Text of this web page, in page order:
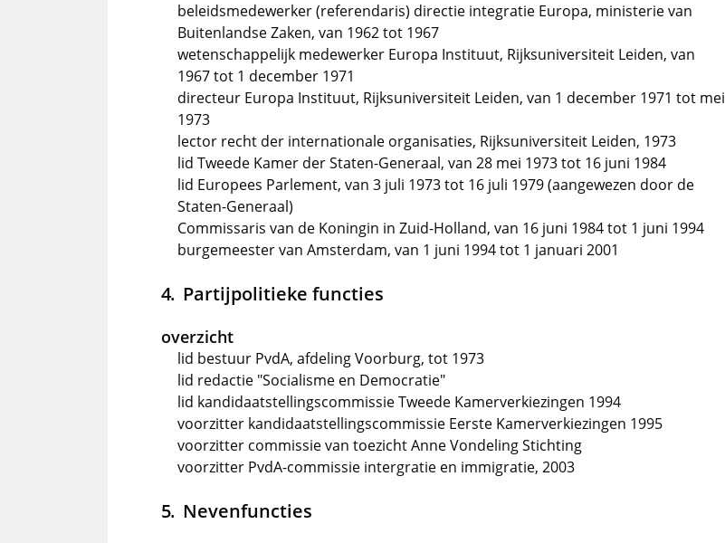
beleidsmedewerker (referendaris) directie integratie Europa, ministerie van
Buitenlandse Zaken, van 1962 tot 1967
wetenschappelijk medewerker Europa Instituut, Rijksuniversiteit Leiden, van
1967 tot 1 december 1971
directeur Europa Instituut, Rijksuniversiteit Leiden, van 1 december 1971 tot mei
1973
lector recht der internationale organisaties, Rijksuniversiteit Leiden, 1973
lid Tweede Kamer der Staten-Generaal, van 28 mei 1973 tot 16 juni 1984
lid Europees Parlement, van 3 juli 1973 tot 16 juli 1979 (aangewezen door de
Staten-Generaal)
Commissaris van de Koningin in Zuid-Holland, van 16 juni 1984 tot 1 juni 1994
burgemeester van Amsterdam, van 1 juni 1994 tot 1 januari 2001
Partijpolitieke functies
overzicht
lid bestuur PvdA, afdeling Voorburg, tot 1973
lid redactie "Socialisme en Democratie"
lid kandidaatstellingscommissie Tweede Kamerverkiezingen 1994
voorzitter kandidaatstellingscommissie Eerste Kamerverkiezingen 1995
voorzitter commissie van toezicht Anne Vondeling Stichting
voorzitter PvdA-commissie intergratie en immigratie, 2003
Nevenfuncties